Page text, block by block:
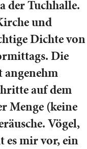
der Tuchhalle.
und
Dichte von
Die
angenehm
auf dem
Menge (keine
Vögel,
es mir vor, ein